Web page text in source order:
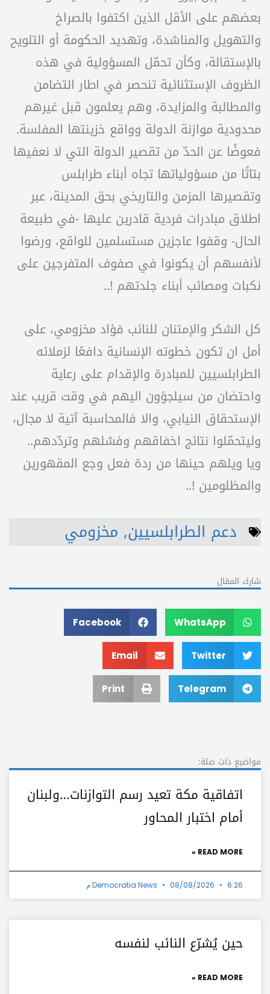
بعضهم على الأقل الذين اكتفوا بالصراخ
والتهويل والمناشدة، وتهديد الحكومة أو التلويح
بالإستقالة، وكأن تحمّل المسؤولية في هذه
الظروف الإستثنائية تنحصر في اطار التضامن
والمطالبة والمزايدة، وهم يعلمون قبل غيرهم
محدودية موازنة الدولة وواقع خزينتها المفلسة.
فعوضًا عن الحدّ من تقصير الدولة التي لا نعفيها
بتاتًا من مسؤولياتها تجاه أبناء طرابلس
وتقصيرها المزمن والتاريخي بحق المدينة، عبر
اطلاق مبادرات فردية قادرين عليها -في طبيعة
الحال- وقفوا عاجزين مستسلمين للواقع، ورضوا
لأنفسهم أن يكونوا في صفوف المتفرجين على
نكبات ومصائب أبناء جلدتهم !..
كل الشكر والإمتنان للنائب فؤاد مخزومي، على
أمل ان تكون خطوته الإنسانية دافعًا لزملائه
الطرابلسيين للمبادرة والإقدام على رعاية
واحتضان من سيلجؤون اليهم في وقت قريب عند
الإستحقاق النيابي، والا فالمحاسبة آتية لا مجال،
وليتحمّلوا نتائج اخفاقهم وفشلهم وتردّدهم..
ويا ويلهم حينها من ردة فعل وجع المقهورين
والمظلومين !..
دعم الطرابلسيين, مخزومي
شارك المقال
WhatsApp
Facebook
Twitter
Email
Telegram
Print
مواضيع ذات صلة:
اتفاقية مكة تعيد رسم التوازنات…ولبنان
أمام اختبار المحاور
READ MORE »
Democratia News 08/08/2026 6:26 م
حين يُشرّع النائب لنفسه
READ MORE »